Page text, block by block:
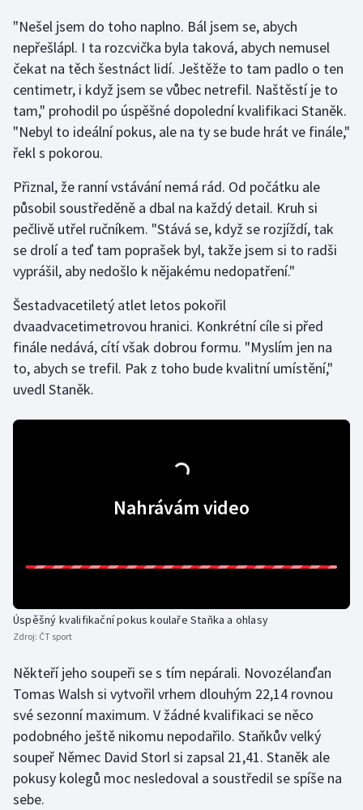
Futsal
Golf
Gymnastika
Házená
Judo
Krasobruslení
Lyže a snowboard
Moderní pětiboj
Rychlobruslení
Rychlostní kanoistika
Short track
Sportovní střelba
Stolní tenis
"Nešel jsem do toho naplno. Bál jsem se, abych
nepřešlápl. I ta rozcvička byla taková, abych nemusel
čekat na těch šestnáct lidí. Ještěže to tam padlo o ten
centimetr, i když jsem se vůbec netrefil. Naštěstí je to
tam," prohodil po úspěšné dopolední kvalifikaci Staněk.
"Nebyl to ideální pokus, ale na ty se bude hrát ve finále,"
řekl s pokorou.
Přiznal, že ranní vstávání nemá rád. Od počátku ale
působil soustředěně a dbal na každý detail. Kruh si
pečlivě utřel ručníkem. "Stává se, když se rozjíždí, tak
se drolí a teď tam poprašek byl, takže jsem si to radši
vyprášil, aby nedošlo k nějakému nedopatření."
Šestadvacetiletý atlet letos pokořil
dvaadvacetimetrovou hranici. Konkrétní cíle si před
finále nedává, cítí však dobrou formu. "Myslím jen na
to, abych se trefil. Pak z toho bude kvalitní umístění,"
uvedl Staněk.
Nahrávám video
Úspěšný kvalifikační pokus koulaře Staňka a ohlasy
Zdroj: ČT sport
Někteří jeho soupeři se s tím nepárali. Novozélanďan
Tomas Walsh si vytvořil vrhem dlouhým 22,14 rovnou
své sezonní maximum. V žádné kvalifikaci se něco
podobného ještě nikomu nepodařilo. Staňkův velký
soupeř Němec David Storl si zapsal 21,41. Staněk ale
pokusy kolegů moc nesledoval a soustředil se spíše na
sebe.